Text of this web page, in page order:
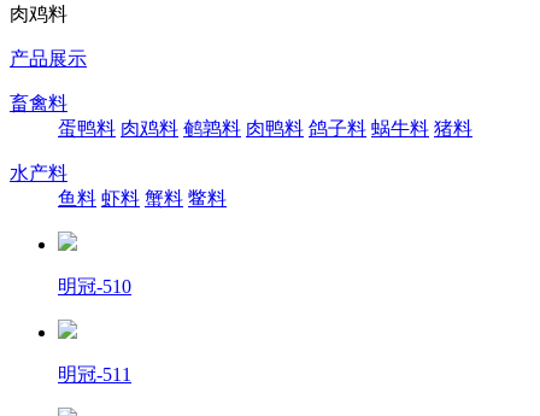
肉鸡料
产品展示
畜禽料
蛋鸭料 肉鸡料 鹌鹑料 肉鸭料 鸽子料 蜗牛料 猪料
水产料
鱼料 虾料 蟹料 鳖料
明冠-510
明冠-511